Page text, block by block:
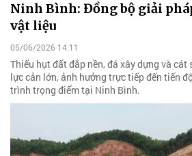
Ninh Bình: Đồng bộ giải
vật liệu
05/06/2026 14:11
Thiếu hụt đất đắp nền, đá xây dựng và
lực cản lớn, ảnh hưởng trực tiếp đến tiến
trình trọng điểm tại Ninh Bình.